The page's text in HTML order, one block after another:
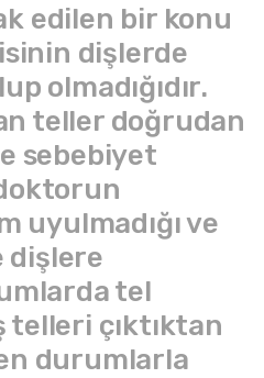
edilen bir konu
dişlerde
olmadığıdır.
teller doğrudan
sebebiyet
uyulmadığı ve
dişlere
tel
çıktıktan
durumlarla